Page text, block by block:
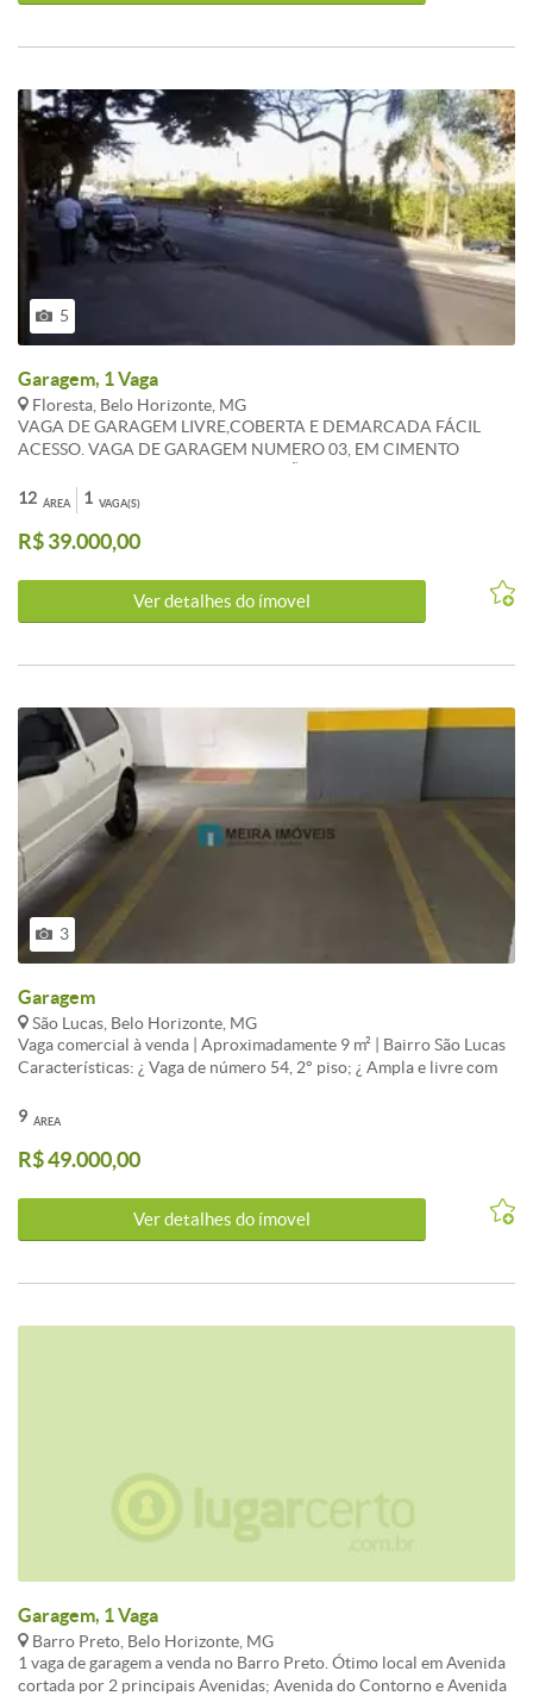
5
Garagem, 1 Vaga
Floresta, Belo Horizonte, MG
VAGA DE GARAGEM LIVRE,COBERTA E DEMARCADA FÁCIL
ACESSO. VAGA DE GARAGEM NUMERO 03, EM CIMENTO
DOCUMENTAÇÃO COMPLETA CONDOMÍNIO IPTU: ( REGISTRO
DA VAGA SEPARADO ) ESQUINA COM AVENIDA DO
CONTORNO, SÃO 2M² X 6M² = 12M² DE GARAGEM PODENDO
E CADEADO.
ÁREA
12 VAGA(S)
1
R$ 39.000,00
Ver detalhes do ímovel
3
Garagem
São Lucas, Belo Horizonte, MG
Vaga comercial à venda | Aproximadamente 9 m² | Bairro São Lucas
Características: ¿ Vaga de número 54, 2° piso; ¿ Ampla e livre com
imponente, revitalizado, revestido e recuado; ¿ Portaria 24h; ¿ 2
SUJEITOS À ALTERAÇÕES SEM AVISO PRÉVIO. Entre em contato
ÁREA
9
R$ 49.000,00
Ver detalhes do ímovel
Garagem, 1 Vaga
Barro Preto, Belo Horizonte, MG
1 vaga de garagem a venda no Barro Preto. Ótimo local em Avenida
cortada por 2 principais Avenidas; Avenida do Contorno e Avenida